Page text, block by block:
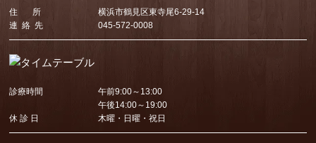
住 所
横浜市鶴見区東寺尾6-29-14
連 絡 先
045-572-0008
診療時間
午前9:00～13:00
午後14:00～19:00
休 診 日
木曜・日曜・祝日